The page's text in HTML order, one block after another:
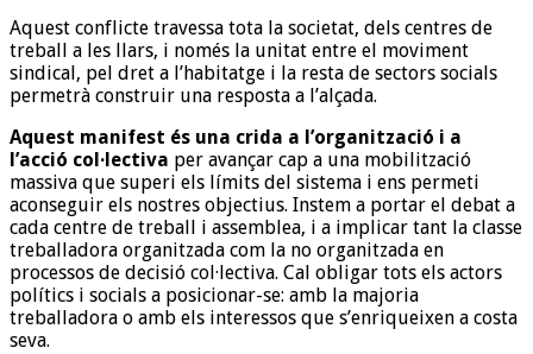
Aquest conflicte travessa tota la societat, dels centres de
treball a les llars, i només la unitat entre el moviment
sindical, pel dret a l’habitatge i la resta de sectors socials
permetrà construir una resposta a l’alçada.
Aquest manifest és una crida a l’organització i a
l’acció col·lectiva per avançar cap a una mobilització
massiva que superi els límits del sistema i ens permeti
aconseguir els nostres objectius. Instem a portar el debat a
cada centre de treball i assemblea, i a implicar tant la classe
treballadora organitzada com la no organitzada en
processos de decisió col·lectiva. Cal obligar tots els actors
polítics i socials a posicionar-se: amb la majoria
treballadora o amb els interessos que s’enriqueixen a costa
seva.